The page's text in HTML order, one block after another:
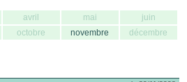
avril mai
juin
octobre novembre décembre